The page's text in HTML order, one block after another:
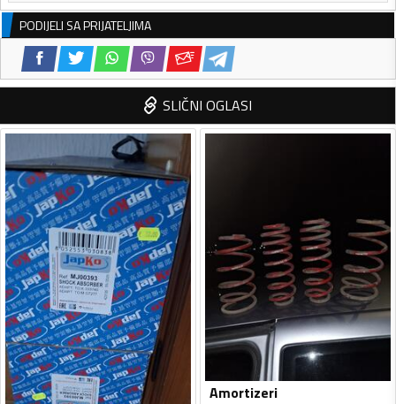
PODIJELI SA PRIJATELJIMA
SLIČNI OGLASI
Amortizeri